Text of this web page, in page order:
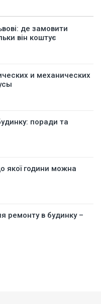
де замовити
він коштує
и механических
поради та
якої години можна
ремонту в будинку –